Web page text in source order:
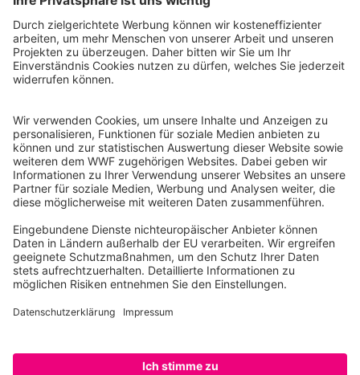
WWF Deutschland
Reinhardtstr. 18
10117 Berlin
Ihre Spende kann steuerlich geltend gemacht werden
Registriert als Stiftung WWF Deutschland, Senatsverwaltung für
Justiz Berlin, Az: 3416/976/2
Umsatzsteuer-Identifikationsnummer: DE 114236103
Freistellungsbescheid: Als gemeinnützige Körperschaft befreit
von der Körperschaftssteuer gem. §5 I 9 KStg. unter der
Steuernummer 27/641/09321